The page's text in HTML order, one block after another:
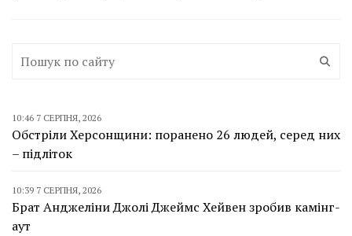
10:46 7 СЕРПНЯ, 2026
Обстріли Херсонщини: поранено 26 людей, серед них
– підліток
10:39 7 СЕРПНЯ, 2026
Брат Анджеліни Джолі Джеймс Хейвен зробив камінг-
аут